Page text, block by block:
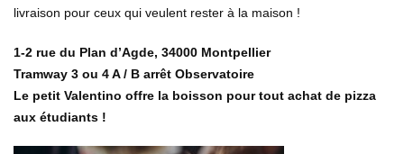
livraison pour ceux qui veulent rester à la maison !
1-2 rue du Plan d’Agde, 34000 Montpellier
Tramway 3 ou 4 A / B arrêt Observatoire
Le petit Valentino offre la boisson pour tout achat de pizza
aux étudiants !